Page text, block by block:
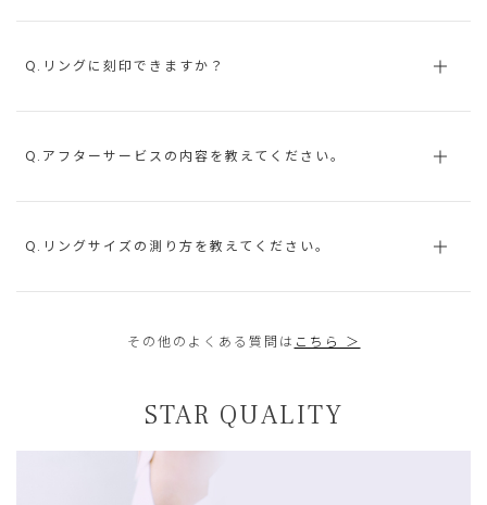
Q.リングに刻印できますか？
Q.アフターサービスの内容を教えてください。
Q.リングサイズの測り方を教えてください。
その他のよくある質問は こちら ＞
STAR QUALITY